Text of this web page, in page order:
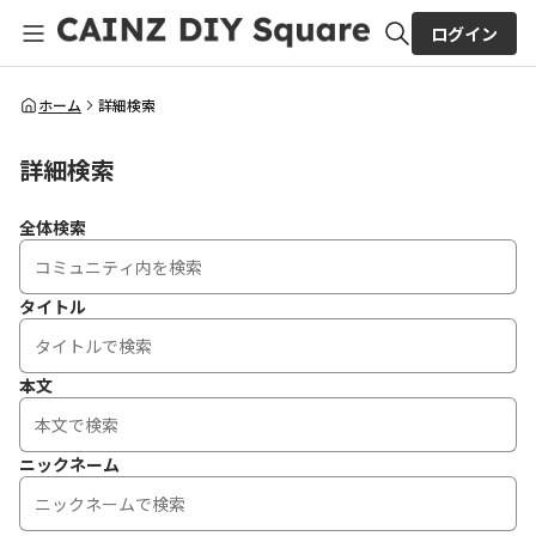
全体検索
ログイン
ホーム 詳細検索
詳細検索
全体検索
タイトル
本文
ニックネーム